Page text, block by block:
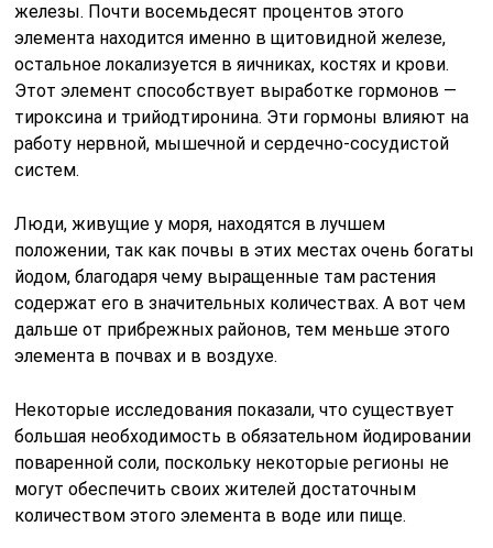
железы. Почти восемьдесят процентов этого
элемента находится именно в щитовидной железе,
остальное локализуется в яичниках, костях и крови.
Этот элемент способствует выработке гормонов —
тироксина и трийодтиронина. Эти гормоны влияют на
работу нервной, мышечной и сердечно-сосудистой
систем.
Люди, живущие у моря, находятся в лучшем
положении, так как почвы в этих местах очень богаты
йодом, благодаря чему выращенные там растения
содержат его в значительных количествах. А вот чем
дальше от прибрежных районов, тем меньше этого
элемента в почвах и в воздухе.
Некоторые исследования показали, что существует
большая необходимость в обязательном йодировании
поваренной соли, поскольку некоторые регионы не
могут обеспечить своих жителей достаточным
количеством этого элемента в воде или пище.